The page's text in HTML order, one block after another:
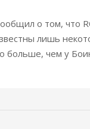
о том, что
лишь
больше, чем у